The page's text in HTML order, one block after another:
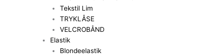
Tekstil Lim
TRYKLÅSE
VELCROBÅND
Elastik
Blondeelastik